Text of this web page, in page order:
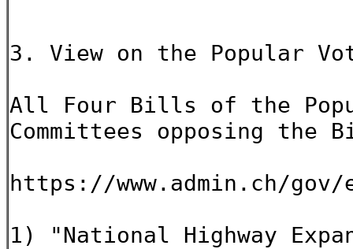
3. View on the Popular
All Four Bills of the
Committees opposing
https://www.admin.ch/
1) "National Highway